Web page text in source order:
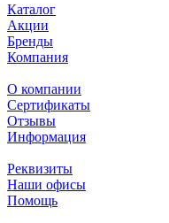
Каталог
Акции
Бренды
Компания
О компании
Сертификаты
Отзывы
Информация
Реквизиты
Наши офисы
Помощь